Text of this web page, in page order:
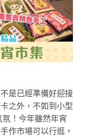
是已經準備好迎接
之外，不如到小型
！今年雖然年宵
作市場可以行逛，